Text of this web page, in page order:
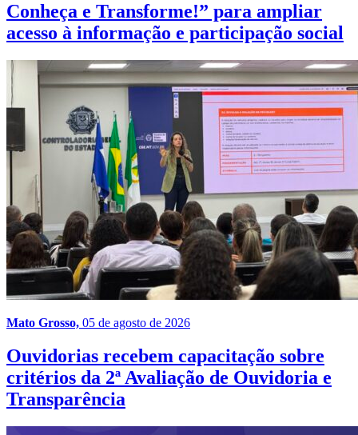
Conheça e Transforme!” para ampliar
acesso à informação e participação social
Mato Grosso, 05 de agosto de 2026
Ouvidorias recebem capacitação sobre
critérios da 2ª Avaliação de Ouvidoria e
Transparência